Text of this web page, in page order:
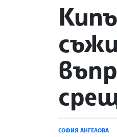
СОФИЯ АНГЕЛОВА